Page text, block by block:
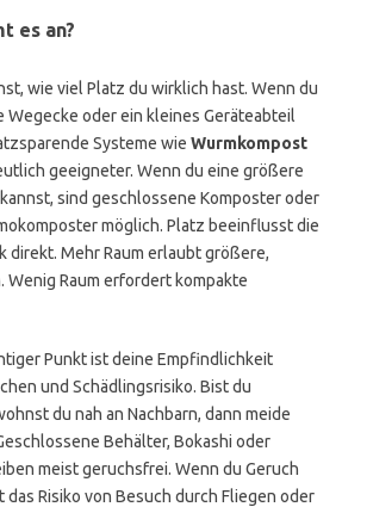
es an?
wie viel Platz du wirklich hast. Wenn du
Wegecke oder ein kleines Geräteabteil
Systeme wie Wurmkompost
geeigneter. Wenn du eine größere
sind geschlossene Komposter oder
möglich. Platz beeinflusst die
direkt. Mehr Raum erlaubt größere,
Wenig Raum erfordert kompakte
Punkt ist deine Empfindlichkeit
und Schädlingsrisiko. Bist du
du nah an Nachbarn, dann meide
Behälter, Bokashi oder
meist geruchsfrei. Wenn du Geruch
das Risiko von Besuch durch Fliegen oder